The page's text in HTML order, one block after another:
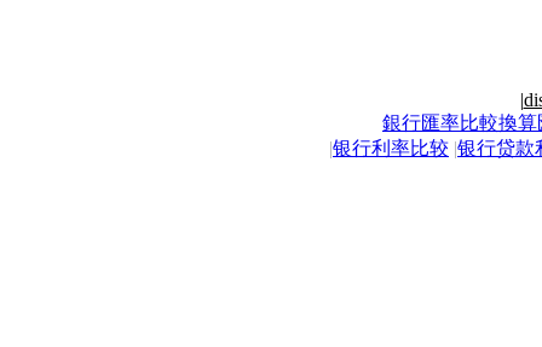
|
銀行匯率比較換算
|银行利率比较 |银行贷款